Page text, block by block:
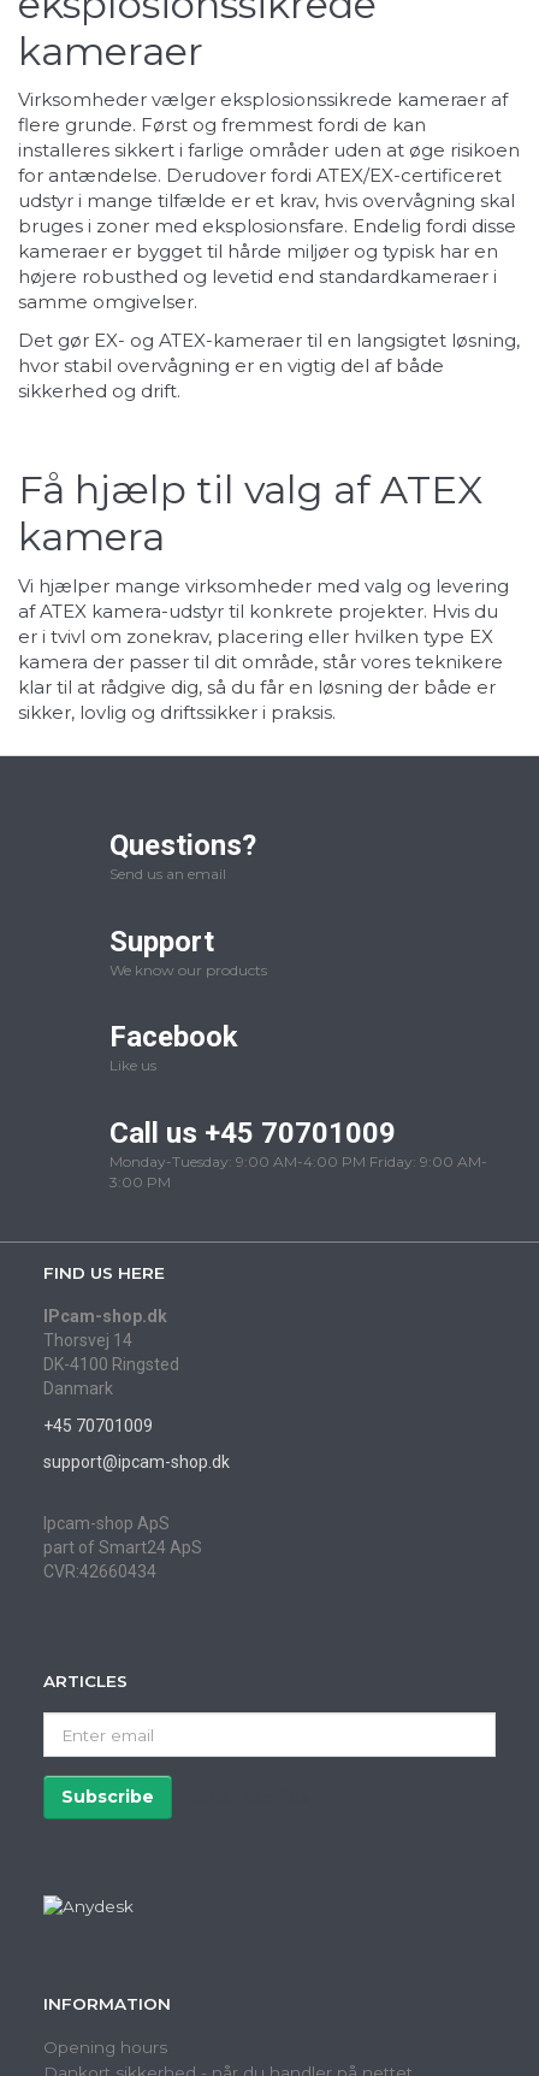
kameraer
Virksomheder vælger eksplosionssikrede kameraer af
flere grunde. Først og fremmest fordi de kan
installeres sikkert i farlige områder uden at øge risikoen
for antændelse. Derudover fordi ATEX/EX-certificeret
udstyr i mange tilfælde er et krav, hvis overvågning skal
bruges i zoner med eksplosionsfare. Endelig fordi disse
kameraer er bygget til hårde miljøer og typisk har en
højere robusthed og levetid end standardkameraer i
samme omgivelser.
Det gør EX- og ATEX-kameraer til en langsigtet løsning,
hvor stabil overvågning er en vigtig del af både
sikkerhed og drift.
Få hjælp til valg af ATEX
kamera
Vi hjælper mange virksomheder med valg og levering
af ATEX kamera-udstyr til konkrete projekter. Hvis du
er i tvivl om zonekrav, placering eller hvilken type EX
kamera der passer til dit område, står vores teknikere
klar til at rådgive dig, så du får en løsning der både er
sikker, lovlig og driftssikker i praksis.
Questions?
Send us an email
Support
We know our products
Facebook
Like us
Call us +45 70701009
Monday-Tuesday: 9:00 AM-4:00 PM Friday: 9:00 AM-
3:00 PM
FIND US HERE
IPcam-shop.dk
Thorsvej 14
DK-4100 Ringsted
Danmark
+45 70701009
support@ipcam-shop.dk
Ipcam-shop ApS
part of Smart24 ApS
CVR:42660434
ARTICLES
email
Subscribe
INFORMATION
Opening hours